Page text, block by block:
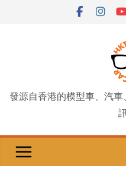
發源自香港的模型車、汽